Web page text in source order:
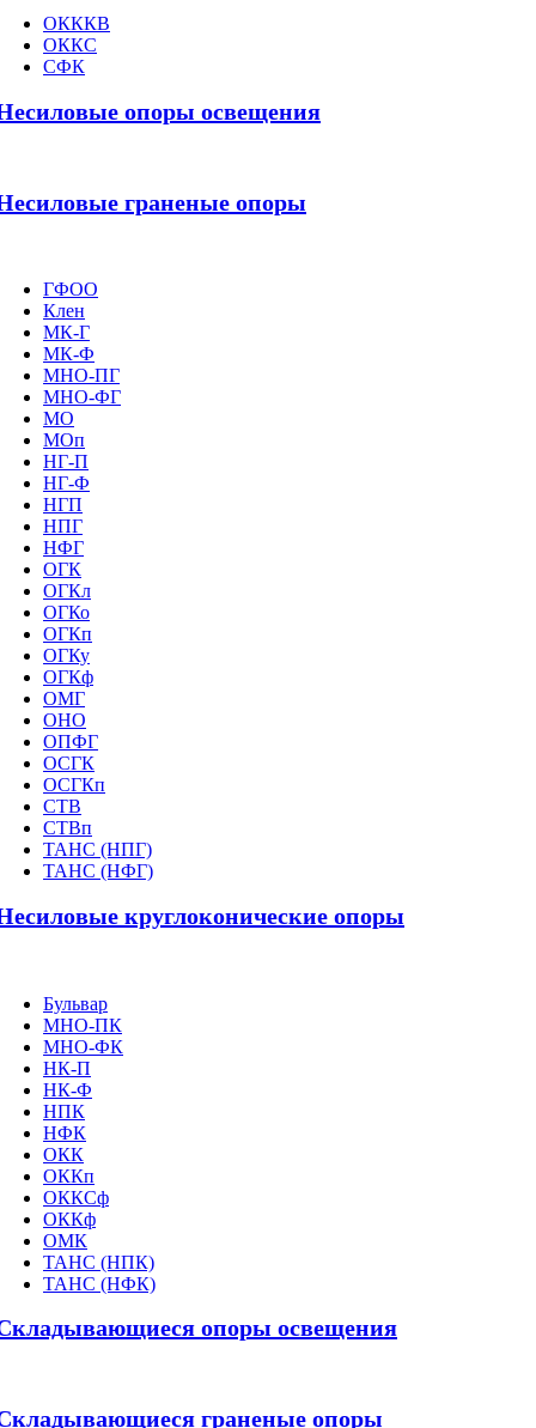
ОКККВ
ОККС
СФК
опоры освещения
граненые опоры
ГФОО
Клен
МК-Г
МК-Ф
МНО-ПГ
МНО-ФГ
МО
МОп
НГ-П
НГ-Ф
НГП
НПГ
НФГ
ОГК
ОГКл
ОГКо
ОГКп
ОГКу
ОГКф
ОМГ
ОНО
ОПФГ
ОСГК
ОСГКп
СТВ
СТВп
ТАНС (НПГ)
ТАНС (НФГ)
круглоконические опоры
Бульвар
МНО-ПК
МНО-ФК
НК-П
НК-Ф
НПК
НФК
ОКК
ОККп
ОККСф
ОККф
ОМК
ТАНС (НПК)
ТАНС (НФК)
опоры освещения
граненые опоры